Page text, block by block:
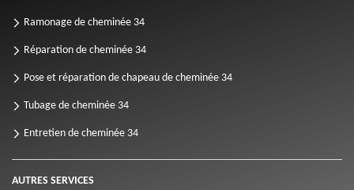
Ramonage de cheminée 34
Réparation de cheminée 34
Pose et réparation de chapeau de cheminée 34
Tubage de cheminée 34
Entretien de cheminée 34
AUTRES SERVICES